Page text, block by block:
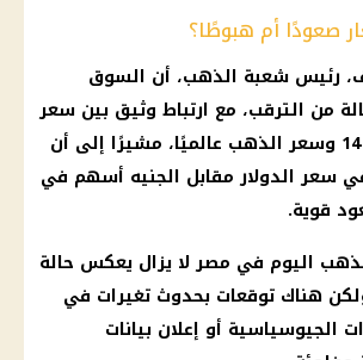
صعودًا أم هبوطًا؟
رئيس شعبة الذهب، أن السوق
من الترقب، مع ارتباط وثيق بين سعر
جرام الذهب عيار 14 وسعر الذهب عالميًا، مشيرًا إلى أن
سعر الدولار مقابل الجنيه أسهم في
قوية.
اليوم في مصر لا يزال يعكس حالة
هناك توقعات بحدوث تغيرات في
الجيوسياسية أو إعلان بيانات